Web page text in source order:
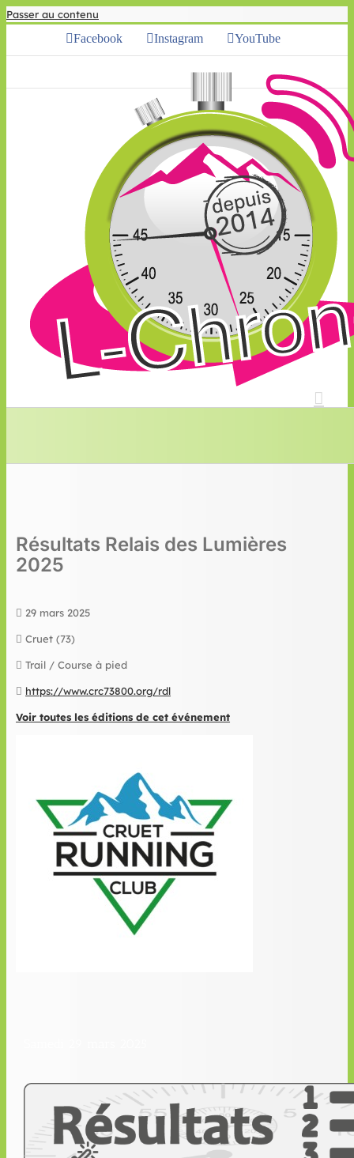
Passer au contenu
Facebook Instagram YouTube
Résultats Relais des Lumières
2025
29 mars 2025
Cruet (73)
Trail / Course à pied
https://www.crc73800.org/rdl
Voir toutes les éditions de cet événement